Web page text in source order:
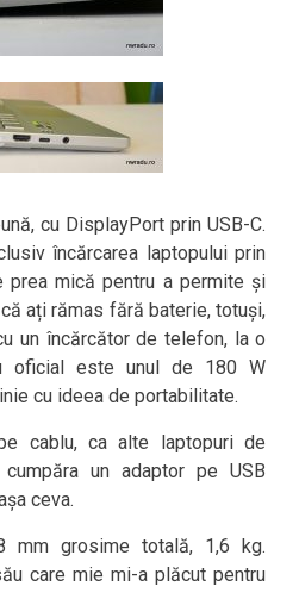
cu DisplayPort prin USB-C.
încărcarea laptopului prin
prea mică pentru a permite și
ați rămas fără baterie, totuși,
un încărcător de telefon, la o
oficial este unul de 180 W
cu ideea de portabilitate.
cablu, ca alte laptopuri de
un adaptor pe USB
ceva.
mm grosime totală, 1,6 kg.
care mie mi-a plăcut pentru